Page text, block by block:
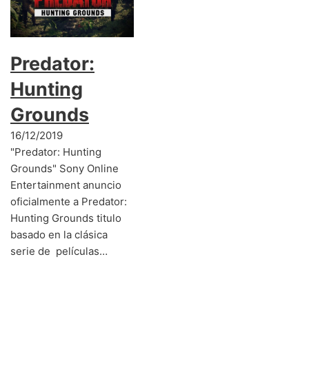
Predator:
Hunting
Grounds
16/12/2019
"Predator: Hunting
Grounds" Sony Online
Entertainment anuncio
oficialmente a Predator:
Hunting Grounds titulo
basado en la clásica
serie de películas…